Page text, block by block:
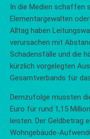
In die Medien schaffen
Elementargewalten
Alltag haben
verursachen mit
Schadensfälle und die
kürzlich vorgelegten
Gesamtverbands für
Demzufolge mussten
Euro für rund 1,15
leisten. Der Geldbetrag
Wohngebäude-